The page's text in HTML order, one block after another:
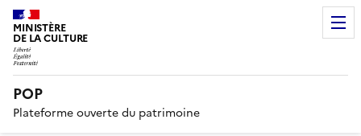
MINISTÈRE
DE LA CULTURE
POP
Plateforme ouverte du patrimoine